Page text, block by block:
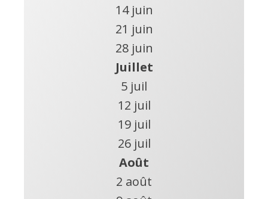
14 juin
21 juin
28 juin
Juillet
5 juil
12 juil
19 juil
26 juil
Août
2 août